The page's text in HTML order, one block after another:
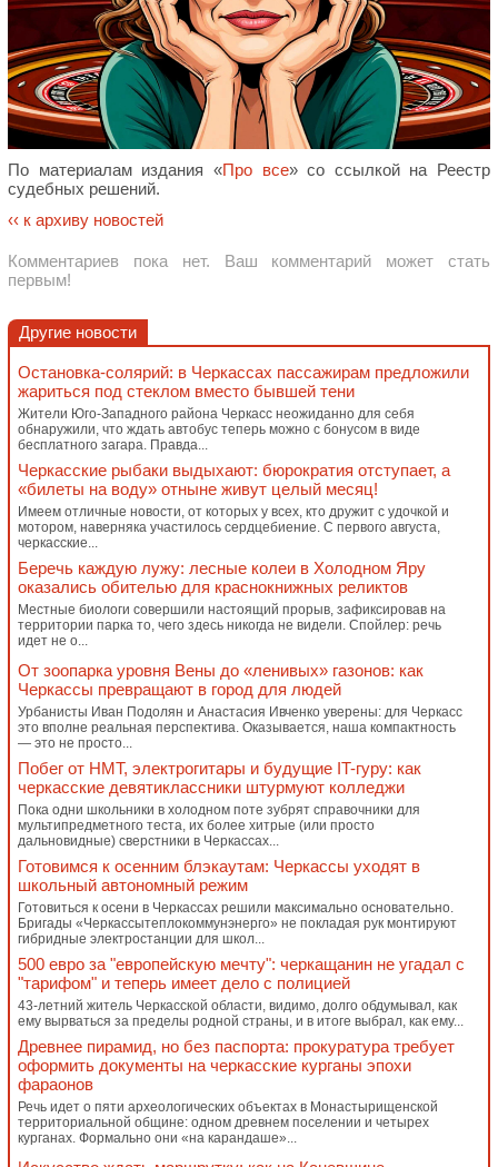
По материалам издания «Про все» со ссылкой на Реестр
судебных решений.
‹‹ к архиву новостей
Комментариев пока нет. Ваш комментарий может стать
первым!
Другие новости
Остановка-солярий: в Черкассах пассажирам предложили
жариться под стеклом вместо бывшей тени
Жители Юго-Западного района Черкасс неожиданно для себя
обнаружили, что ждать автобус теперь можно с бонусом в виде
бесплатного загара. Правда...
Черкасские рыбаки выдыхают: бюрократия отступает, а
«билеты на воду» отныне живут целый месяц!
Имеем отличные новости, от которых у всех, кто дружит с удочкой и
мотором, наверняка участилось сердцебиение. С первого августа,
черкасские...
Беречь каждую лужу: лесные колеи в Холодном Яру
оказались обителью для краснокнижных реликтов
Местные биологи совершили настоящий прорыв, зафиксировав на
территории парка то, чего здесь никогда не видели. Спойлер: речь
идет не о...
От зоопарка уровня Вены до «ленивых» газонов: как
Черкассы превращают в город для людей
Урбанисты Иван Подолян и Анастасия Ивченко уверены: для Черкасс
это вполне реальная перспектива. Оказывается, наша компактность
— это не просто...
Побег от НМТ, электрогитары и будущие IT-гуру: как
черкасские девятиклассники штурмуют колледжи
Пока одни школьники в холодном поте зубрят справочники для
мультипредметного теста, их более хитрые (или просто
дальновидные) сверстники в Черкассах...
Готовимся к осенним блэкаутам: Черкассы уходят в
школьный автономный режим
Готовиться к осени в Черкассах решили максимально основательно.
Бригады «Черкассытеплокоммунэнерго» не покладая рук монтируют
гибридные электростанции для школ...
500 евро за "европейскую мечту": черкащанин не угадал с
"тарифом" и теперь имеет дело с полицией
43-летний житель Черкасской области, видимо, долго обдумывал, как
ему вырваться за пределы родной страны, и в итоге выбрал, как ему...
Древнее пирамид, но без паспорта: прокуратура требует
оформить документы на черкасские курганы эпохи
фараонов
Речь идет о пяти археологических объектах в Монастырищенской
территориальной общине: одном древнем поселении и четырех
курганах. Формально они «на карандаше»...